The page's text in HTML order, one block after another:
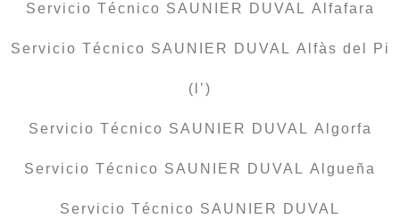
Servicio Técnico SAUNIER DUVAL Alfafara
Servicio Técnico SAUNIER DUVAL Alfàs del Pi
(l’)
Servicio Técnico SAUNIER DUVAL Algorfa
Servicio Técnico SAUNIER DUVAL Algueña
Servicio Técnico SAUNIER DUVAL